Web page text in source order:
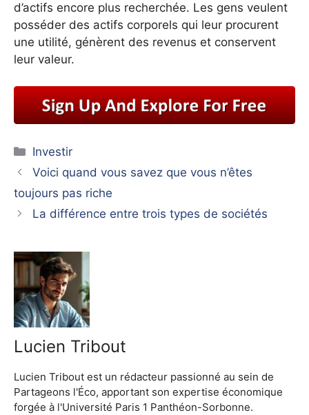
d’actifs encore plus recherchée. Les gens veulent
posséder des actifs corporels qui leur procurent
une utilité, génèrent des revenus et conservent
leur valeur.
Catégories
Investir
Voici quand vous savez que vous n’êtes
toujours pas riche
La différence entre trois types de sociétés
Lucien Tribout
Lucien Tribout est un rédacteur passionné au sein de
Partageons l'Éco, apportant son expertise économique
forgée à l'Université Paris 1 Panthéon-Sorbonne.